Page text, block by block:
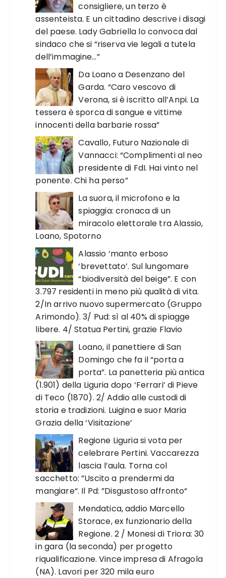
consigliere, un terzo è
assenteista. E un cittadino descrive i disagi
del paese. Lady Gabriella lo convoca dal
sindaco che si “riserva vie legali a tutela
dell’immagine…”
Da Loano a Desenzano del
Garda. “Caro vescovo di
Verona, si è iscritto all’Anpi. La
tessera è sporca di sangue e vittime
innocenti della barbarie rossa”
Cavallo, Futuro Nazionale di
Vannacci: “Complimenti al neo
presidente di FdI. Hai vinto nel
ponente. Chi ha perso”
La suora, il microfono e la
spiaggia: cronaca di un
miracolo elettorale tra Alassio,
Loano, Spotorno
Alassio ‘manto erboso
‘brevettato’. Sul lungomare
“biodiversità del beige”. E con
3.797 residenti in meno più qualità di vita.
2/In arrivo nuovo supermercato (Gruppo
Arimondo). 3/ Pud: sì al 40% di spiagge
libere. 4/ Statua Pertini, grazie Flavio
Loano, il panettiere di San
Domingo che fa il “porta a
porta”. La panetteria più antica
(1.901) della Liguria dopo ‘Ferrari’ di Pieve
di Teco (1870). 2/ Addio alle custodi di
storia e tradizioni. Luigina e suor Maria
Grazia della ‘Visitazione’
Regione Liguria si vota per
celebrare Pertini. Vaccarezza
lascia l’aula. Torna col
sacchetto: ”Uscito a prendermi da
mangiare“. Il Pd: ”Disgustoso affronto“
Mendatica, addio Marcello
Storace, ex funzionario della
Regione. 2 / Monesi di Triora: 30
in gara (la seconda) per progetto
riqualificazione. Vince impresa di Afragola
(NA). Lavori per 320 mila euro